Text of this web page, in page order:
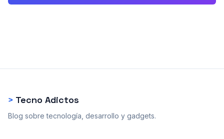
> Tecno Adictos
Blog sobre tecnología, desarrollo y gadgets.